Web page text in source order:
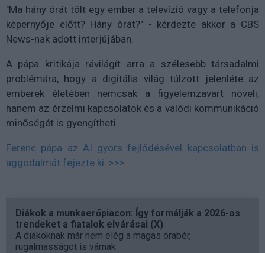
"Ma hány órát tölt egy ember a televízió vagy a telefonja
képernyője előtt? Hány órát?" - kérdezte akkor a CBS
News-nak adott interjújában.
A pápa kritikája rávilágít arra a szélesebb társadalmi
problémára, hogy a digitális világ túlzott jelenléte az
emberek életében nemcsak a figyelemzavart növeli,
hanem az érzelmi kapcsolatok és a valódi kommunikáció
minőségét is gyengítheti.
Ferenc pápa az AI gyors fejlődésével kapcsolatban is
aggodalmát fejezte ki. >>>
Diákok a munkaerőpiacon: Így formálják a 2026-os
trendeket a fiatalok elvárásai (X)
A diákoknak már nem elég a magas órabér,
rugalmasságot is várnak.